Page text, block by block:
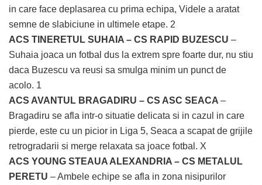
in care face deplasarea cu prima echipa, Videle a aratat
semne de slabiciune in ultimele etape. 2
ACS TINERETUL SUHAIA – CS RAPID BUZESCU –
Suhaia joaca un fotbal dus la extrem spre foarte dur, nu stiu
daca Buzescu va reusi sa smulga minim un punct de
acolo. 1
ACS AVANTUL BRAGADIRU – CS ASC SEACA –
Bragadiru se afla intr-o situatie delicata si in cazul in care
pierde, este cu un picior in Liga 5, Seaca a scapat de grijile
retrogradarii si merge relaxata sa joace fotbal. X
ACS YOUNG STEAUA ALEXANDRIA – CS METALUL
PERETU – Ambele echipe se afla in zona nisipurilor